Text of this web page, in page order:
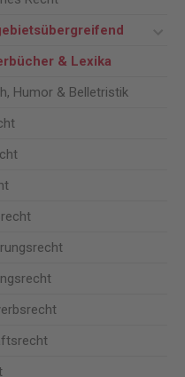
& Lexika
Humor & Belletristik